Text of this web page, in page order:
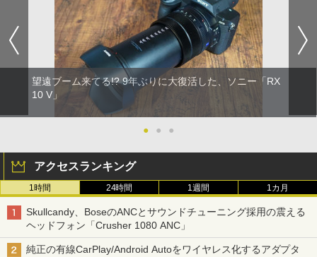
望遠ブーム来てる!? 9年ぶりに大復活した、ソニー「RX
10 V」
● ● ●
アクセスランキング
1時間 24時間 1週間 1カ月
Skullcandy、BoseのANCとサウンドチューニング採用の震える
ヘッドフォン「Crusher 1080 ANC」
純正の有線CarPlay/Android Autoをワイヤレス化するアダプタ